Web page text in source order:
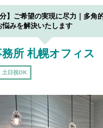
】ご希望の実現に尽力｜多角
悩みを解決いたします
所 札幌オフィス
土日祝OK